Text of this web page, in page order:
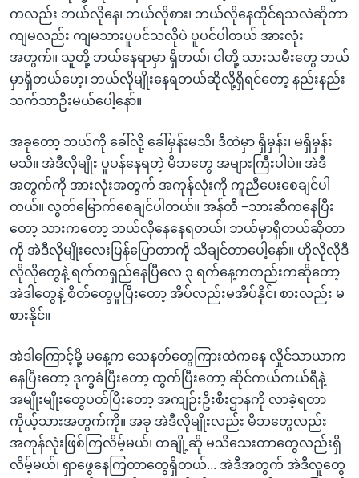
ကလည်း ဘယ်လိုနေ၊ ဘယ်လိုစား၊ ဘယ်လိုနေထိုင်ရသလဲဆိုတာ
ကျမလည်း ကျမသားပူပင်သလိုပဲ ပူပင်ပါတယ် အားလုံး
အတွက်။ သူတို့ ဘယ်နေရာမှာ ရှိတယ်၊ ငါတို့ သားသမီးတွေ ဘယ်
မှာရှိတယ်ဟေ့၊ ဘယ်လိုမျိုးနေရတယ်ဆိုလို့ရှိရင်တော့ နည်းနည်း
သက်သာဦးမယ်ပေါ့နော်။
အခုတော့ ဘယ်ကို ခေါ်လို့ ခေါ်မှန်းမသိ၊ ဒီထဲမှာ ရှိမှန်း၊ မရှိမှန်း
မသိ။ အဲဒီလိုမျိုး ပူပန်နေရတဲ့ မိဘတွေ အများကြီးပါပဲ။ အဲဒီ
အတွက်ကို အားလုံးအတွက် အကုန်လုံးကို ကူညီပေးစေချင်ပါ
တယ်။ လွတ်မြောက်စေချင်ပါတယ်။ အန်တီ −သားဆီကနေပြီး
တော့ သားကတော့ ဘယ်လိုနေနေရတယ်၊ ဘယ်မှာရှိတယ်ဆိုတာ
ကို အဲဒီလိုမျိုးလေးပြန်ပြောတာကို သိချင်တာပေါ့နော်။ ဟိုလိုလိုဒီ
လိုလိုတွေနဲ့ ရက်ကရှည်နေပြီလေ ၃ ရက်နေ့ကတည်းကဆိုတော့
အဲဒါတွေနဲ့ စိတ်တွေပူပြီးတော့ အိပ်လည်းမအိပ်နိုင်၊ စားလည်း မ
စားနိုင်။
အဲဒါကြောင့်မို့ မနေ့က သေနတ်တွေကြားထဲကနေ လှိုင်သာယာက
နေပြီးတော့ ဒုက္ခခံပြီးတော့ ထွက်ပြီးတော့ ဆိုင်ကယ်ကယ်ရီနဲ့
အမျိုးမျိုးတွေပတ်ပြီးတော့ အကျဉ်းဦးစီးဌာနကို လာခဲ့ရတာ
ကိုယ့်သားအတွက်ကို။ အခု အဲဒီလိုမျိုးလည်း မိဘတွေလည်း
အကုန်လုံးဖြစ်ကြလိမ့်မယ်၊ တချို့ဆို မသိသေးတာတွေလည်းရှိ
လိမ့်မယ်၊ ရှာဖွေနေကြတာတွေရှိတယ်... အဲဒီအတွက် အဲဒီလူတွေ